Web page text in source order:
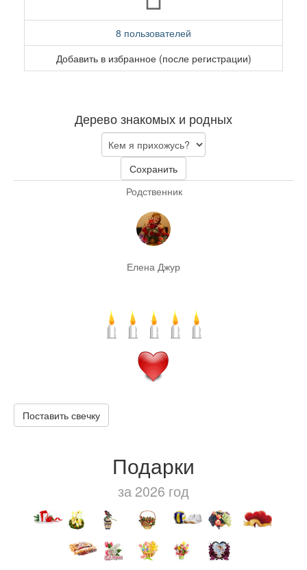
8 пользователей
Добавить в избранное (после регистрации)
Дерево знакомых и родных
Сохранить
Родственник
Елена Джур
Поставить свечку
Подарки
за 2026 год